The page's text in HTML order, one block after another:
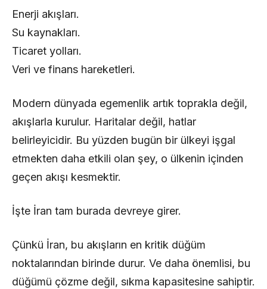
Enerji akışları.
Su kaynakları.
Ticaret yolları.
Veri ve finans hareketleri.
Modern dünyada egemenlik artık toprakla değil,
akışlarla kurulur. Haritalar değil, hatlar
belirleyicidir. Bu yüzden bugün bir ülkeyi işgal
etmekten daha etkili olan şey, o ülkenin içinden
geçen akışı kesmektir.
İşte İran tam burada devreye girer.
Çünkü İran, bu akışların en kritik düğüm
noktalarından birinde durur. Ve daha önemlisi, bu
düğümü çözme değil, sıkma kapasitesine sahiptir.